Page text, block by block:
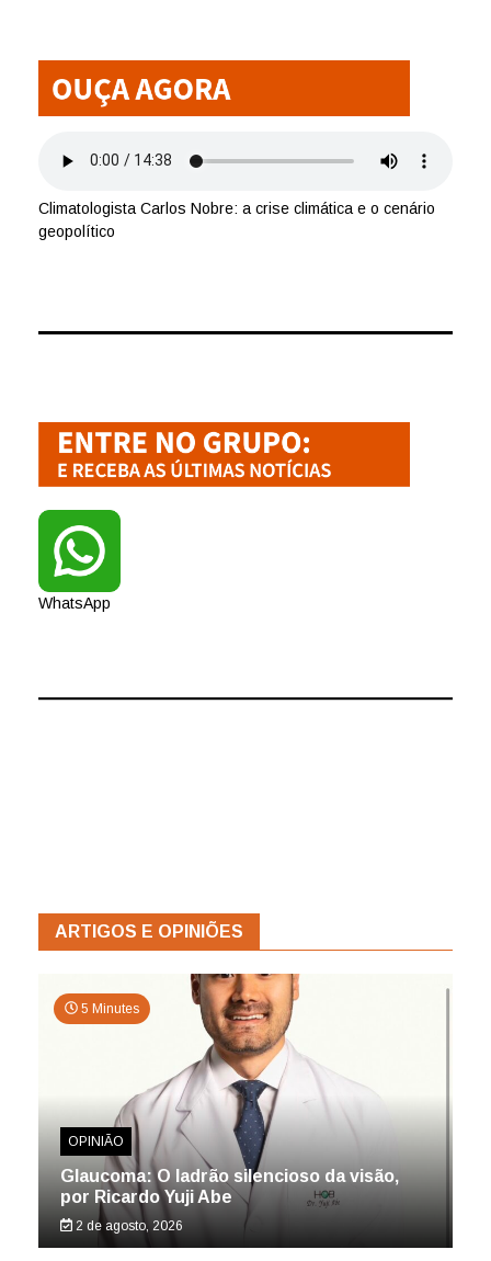
Climatologista Carlos Nobre: a crise climática e o cenário
geopolítico
WhatsApp
ARTIGOS E OPINIÕES
5 Minutes
OPINIÃO
Glaucoma: O ladrão silencioso da visão,
por Ricardo Yuji Abe
2 de agosto, 2026